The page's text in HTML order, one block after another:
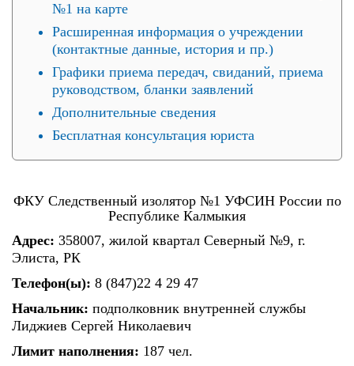
№1 на карте
Расширенная информация о учреждении
(контактные данные, история и пр.)
Графики приема передач, свиданий, приема
руководством, бланки заявлений
Дополнительные сведения
Бесплатная консультация юриста
ФКУ Следственный изолятор №1 УФСИН России по
Республике Калмыкия
Адрес: 358007, жилой квартал Северный №9, г.
Элиста, РК
Телефон(ы): 8 (847)22 4 29 47
Начальник: подполковник внутренней службы
Лиджиев Сергей Николаевич
Лимит наполнения: 187 чел.